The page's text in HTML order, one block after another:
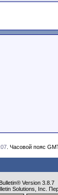
. Часовой пояс
Version 3.8.7
Solutions, Inc.